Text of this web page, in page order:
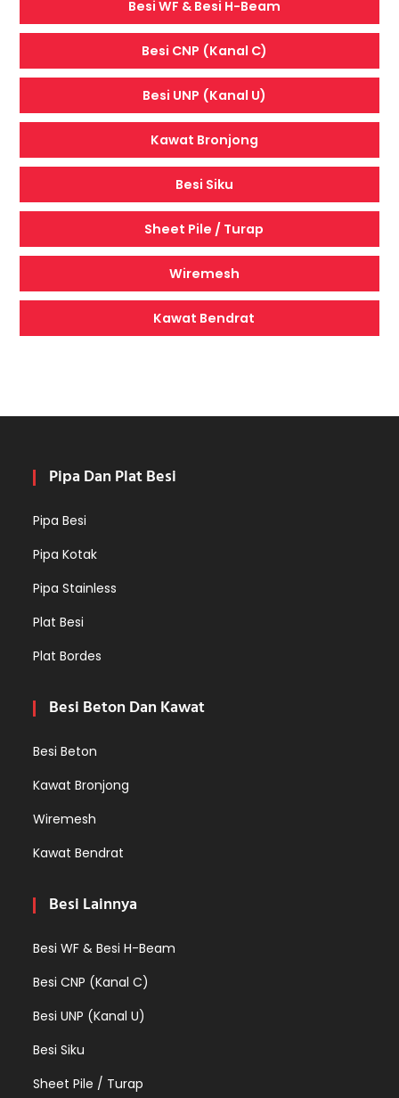
Besi WF & Besi H-Beam
Besi CNP (Kanal C)
Besi UNP (Kanal U)
Kawat Bronjong
Besi Siku
Sheet Pile / Turap
Wiremesh
Kawat Bendrat
Pipa Dan Plat Besi
Pipa Besi
Pipa Kotak
Pipa Stainless
Plat Besi
Plat Bordes
Besi Beton Dan Kawat
Besi Beton
Kawat Bronjong
Wiremesh
Kawat Bendrat
Besi Lainnya
Besi WF & Besi H-Beam
Besi CNP (Kanal C)
Besi UNP (Kanal U)
Besi Siku
Sheet Pile / Turap